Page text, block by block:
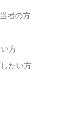
者の方
方
たい方